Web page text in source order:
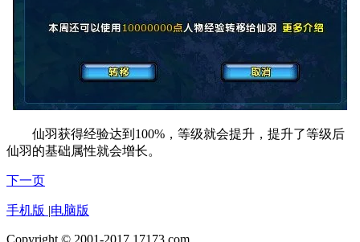
仙羽获得经验达到100%，等级就会提升，提升了等级后
仙羽的基础属性就会增长。
下一页
手机版 |电脑版
Copyright © 2001-2017 17173.com